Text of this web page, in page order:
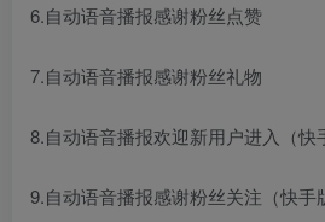
6.自动语音播报感谢粉丝点赞
7.自动语音播报感谢粉丝礼物
8.自动语音播报欢迎新用户进入（快
9.自动语音播报感谢粉丝关注（快手